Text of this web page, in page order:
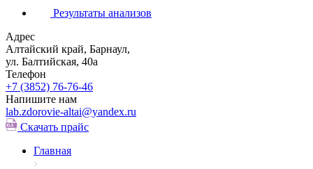
Результаты анализов
Адрес
Алтайский край, Барнаул,
ул. Балтийская, 40а
Телефон
+7 (3852) 76-76-46
Напишите нам
lab.zdorovie-altai@yandex.ru
Скачать прайс
Главная